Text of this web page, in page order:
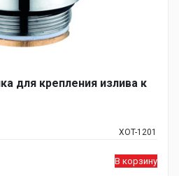
для крепления излива к
XOT-1201
В корзину